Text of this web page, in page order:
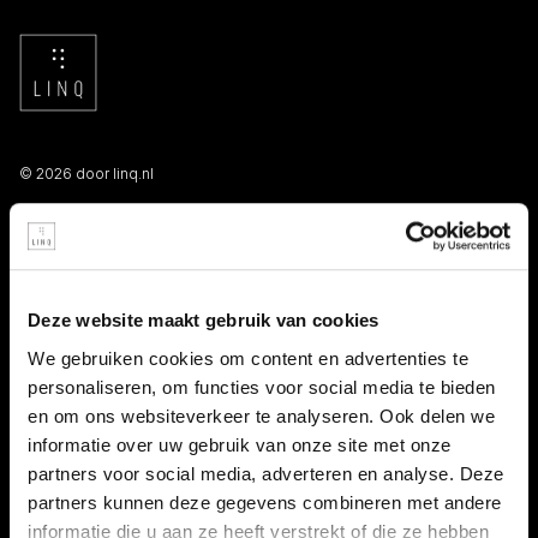
Deze website maakt gebruik van cookies
We gebruiken cookies om content en advertenties te
personaliseren, om functies voor social media te bieden
en om ons websiteverkeer te analyseren. Ook delen we
informatie over uw gebruik van onze site met onze
partners voor social media, adverteren en analyse. Deze
partners kunnen deze gegevens combineren met andere
informatie die u aan ze heeft verstrekt of die ze hebben
© 2026 door linq.nl
LINKS
Persooneelsgids uitzendkrachten
Antidiscriminatiebeleid
Klacht indienen